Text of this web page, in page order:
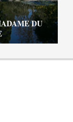
DU